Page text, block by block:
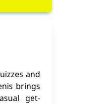
and
brings
get-